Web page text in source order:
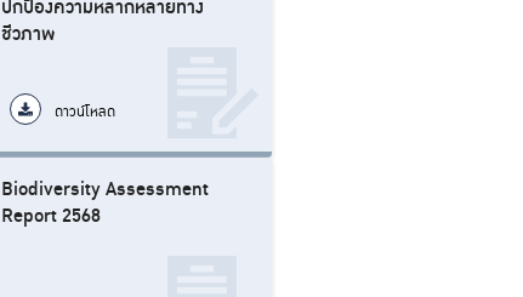
ปกป้องความหลากหลายทาง
ชีวภาพ
ดาวน์โหลด
Biodiversity Assessment
Report 2568